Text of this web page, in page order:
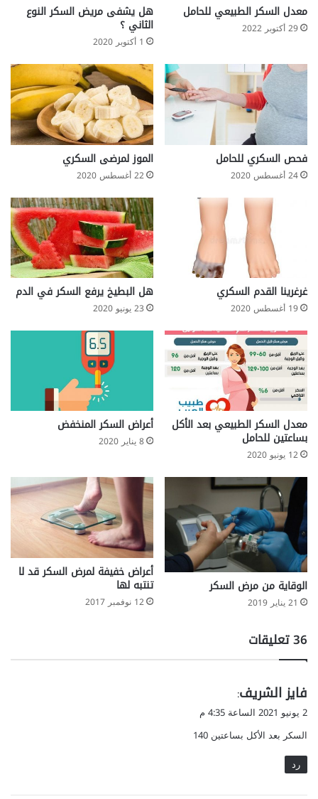
معدل السكر الطبيعي للحامل
29 أكتوبر 2022
هل يشفى مريض السكر النوع
الثاني ؟
1 أكتوبر 2020
فحص السكري للحامل
24 أغسطس 2020
الموز لمرضى السكري
22 أغسطس 2020
غرغرينا القدم السكري
19 أغسطس 2020
هل البطيخ يرفع السكر في الدم
23 يونيو 2020
معدل السكر الطبيعي بعد الأكل
بساعتين للحامل
12 يونيو 2020
أعراض السكر المنخفض
8 يناير 2020
الوقاية من مرض السكر
21 يناير 2019
أعراض خفيفة لمرض السكر قد لا
تنتبه لها
12 نوفمبر 2017
‫36 تعليقات
ي
ق
ل
فايز الشريف:
2 يونيو 2021 الساعة 4:35 م
السكر بعد الأكل بساعتين 140
رد